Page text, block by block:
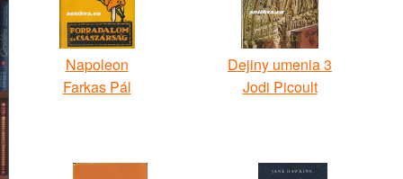
Napoleon
Farkas Pál
Dejiny umenia 3
Jodi Picoult